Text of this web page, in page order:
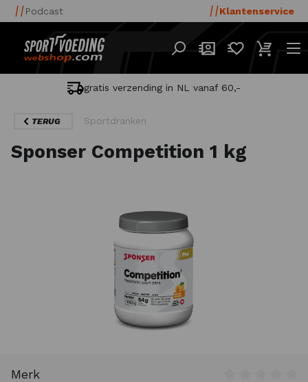
Podcast Klantenservice
gratis verzending in NL vanaf 60,-
TERUG Sportdranken
Sponser Competition 1 kg
Merk